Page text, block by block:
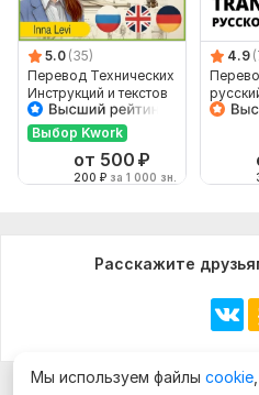
5.0 (35)
Перевод Технических
Инструкций и текстов
с Английского на
Русский
Выбор Kwork
от 500 ₽
200 ₽ за 1 000 зн.
4.9
Расскажите
Мы используем файлы cookie